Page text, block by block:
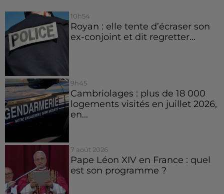
10h54
Royan : elle tente d’écraser son
ex-conjoint et dit regretter...
9h45
Cambriolages : plus de 18 000
logements visités en juillet 2026,
en...
7 août 2026
Pape Léon XIV en France : quel
est son programme ?